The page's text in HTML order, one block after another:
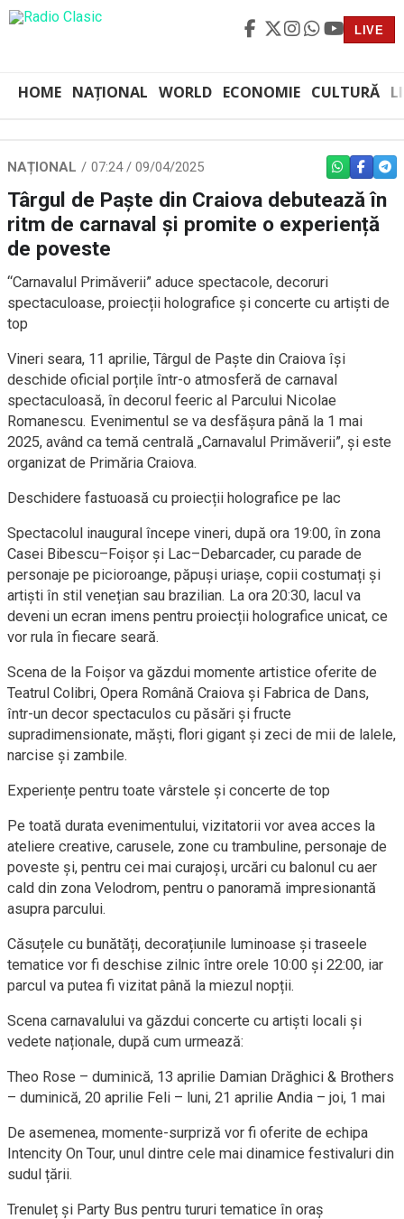
LIVE
HOME NAȚIONAL WORLD ECONOMIE CULTURĂ
NAȚIONAL 07:24 / 09/04/2025 WHATSAPP
Târgul de Paște din Craiova debutează în
ritm de carnaval și promite o experiență
de poveste
“Carnavalul Primăverii” aduce spectacole, decoruri
spectaculoase, proiecții holografice și concerte cu artiști de
top
Vineri seara, 11 aprilie, Târgul de Paște din Craiova își
deschide oficial porțile într-o atmosferă de carnaval
spectaculoasă, în decorul feeric al Parcului Nicolae
Romanescu. Evenimentul se va desfășura până la 1 mai
2025, având ca temă centrală „Carnavalul Primăverii”, și este
organizat de Primăria Craiova.
Deschidere fastuoasă cu proiecții holografice pe lac
Spectacolul inaugural începe vineri, după ora 19:00, în zona
Casei Bibescu–Foișor și Lac–Debarcader, cu parade de
personaje pe picioroange, păpuși uriașe, copii costumați și
artiști în stil venețian sau brazilian. La ora 20:30, lacul va
deveni un ecran imens pentru proiecții holografice unicat, ce
vor rula în fiecare seară.
Scena de la Foișor va găzdui momente artistice oferite de
Teatrul Colibri, Opera Română Craiova și Fabrica de Dans,
într-un decor spectaculos cu păsări și fructe
supradimensionate, măști, flori gigant și zeci de mii de lalele,
narcise și zambile.
Experiențe pentru toate vârstele și concerte de top
Pe toată durata evenimentului, vizitatorii vor avea acces la
ateliere creative, carusele, zone cu trambuline, personaje de
poveste și, pentru cei mai curajoși, urcări cu balonul cu aer
cald din zona Velodrom, pentru o panoramă impresionantă
asupra parcului.
Căsuțele cu bunătăți, decorațiunile luminoase și traseele
tematice vor fi deschise zilnic între orele 10:00 și 22:00, iar
parcul va putea fi vizitat până la miezul nopții.
Scena carnavalului va găzdui concerte cu artiști locali și
vedete naționale, după cum urmează:
Theo Rose – duminică, 13 aprilie Damian Drăghici & Brothers
– duminică, 20 aprilie Feli – luni, 21 aprilie Andia – joi, 1 mai
De asemenea, momente-surpriză vor fi oferite de echipa
Intencity On Tour, unul dintre cele mai dinamice festivaluri din
sudul țării.
Trenuleț și Party Bus pentru tururi tematice în oraș